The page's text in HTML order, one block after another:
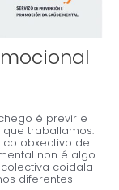
é previr e
traballamos.
co obxectivo de
non é algo
coidala
diferentes